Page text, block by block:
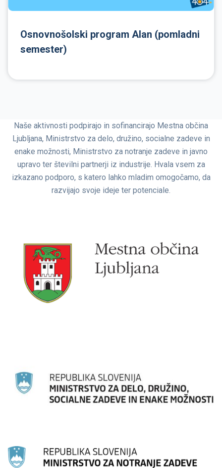
Osnovnošolski program Alan (pomladni
semester)
Naše aktivnosti podpirajo in sofinancirajo Mestna občina
Ljubljana, Ministrstvo za delo, družino, socialne zadeve in
enake možnosti, Ministrstvo za notranje zadeve in javno
upravo ter številni partnerji iz industrije. Hvala vsem za
izkazano podporo, s katero lahko mladim omogočamo, da
razvijajo svoje ideje ter potenciale.